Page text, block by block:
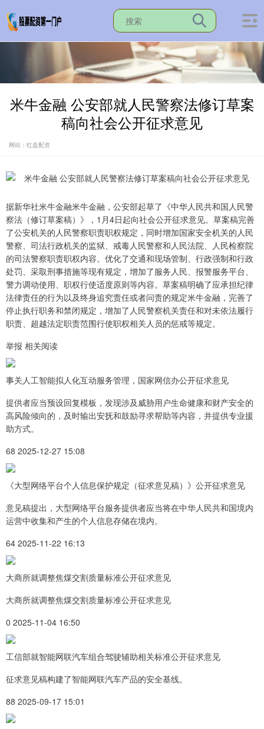
米牛金融 公安部就人民警察法修订草案
稿向社会公开征求意见
网站：红盘配资
据新华社米牛金融米牛金融，公安部起草了《中华人民共和国人民警
察法（修订草案稿）》，1月4日起向社会公开征求意见。草案稿完善
了公安机关的人民警察职责职权规定，同时增加国家安全机关的人民
警察、司法行政机关的监狱、戒毒人民警察和人民法院、人民检察院
的司法警察职责职权内容。优化了交通和现场管制、行政强制和行政
处罚、采取刑事措施等现有规定，增加了服务人民、报警服务平台、
警力调动使用、职权行使适度原则等内容。草案稿明确了应承担纪律
法律责任的行为以及终身追究责任或者问责的规定米牛金融，完善了
停止执行职务和禁闭规定，增加了人民警察机关责任和对未依法履行
职责、超越法定职责范围行使职权相关人员的惩戒等规定。
举报 相关阅读
事关人工智能拟人化互动服务管理，国家网信办公开征求意见
提供者应当预设回复模板，发现涉及威胁用户生命健康和财产安全的
高风险倾向的，及时输出安抚和鼓励寻求帮助等内容，并提供专业援
助方式。
68 2025-12-27 15:08
《大型网络平台个人信息保护规定（征求意见稿）》公开征求意见
意见稿提出，大型网络平台服务提供者应当将在中华人民共和国境内
运营中收集和产生的个人信息存储在境内。
64 2025-11-22 16:13
大商所就调整焦煤交割质量标准公开征求意见
大商所就调整焦煤交割质量标准公开征求意见
0 2025-11-04 16:50
工信部就智能网联汽车组合驾驶辅助相关标准公开征求意见
征求意见稿构建了智能网联汽车产品的安全基线。
88 2025-09-17 15:01